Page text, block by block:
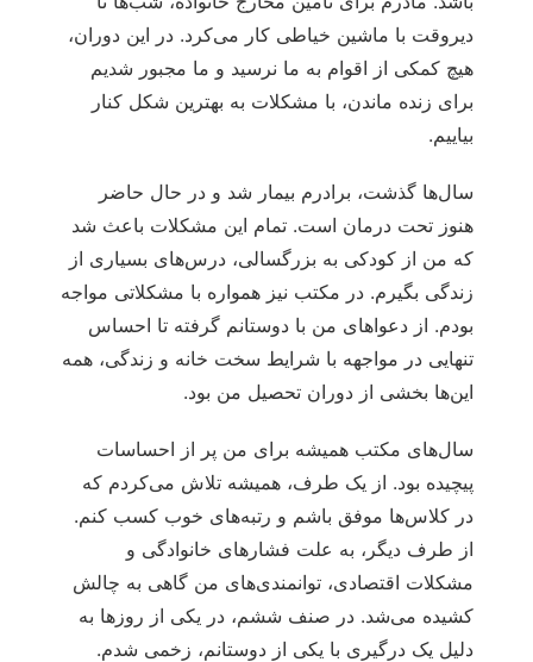
دیروقت با ماشین ‌خیاطی کار می‌کرد. در این دوران،
هیچ کمکی از اقوام به ما نرسید و ما مجبور شدیم
برای زنده ماندن، با مشکلات به بهترین شکل کنار
بیاییم.
سال‌ها گذشت، برادرم بیمار شد و در حال حاضر
هنوز تحت درمان است. تمام این مشکلات باعث شد
که من از کودکی به بزرگسالی، درس‌های بسیاری از
زندگی بگیرم. در مکتب نیز همواره با مشکلاتی مواجه
بودم. از دعواهای من با دوستانم گرفته تا احساس
تنهایی در مواجهه با شرایط سخت خانه و زندگی، همه
این‌ها بخشی از دوران تحصیل من بود.
سال‌های مکتب همیشه برای من پر از احساسات
پیچیده بود. از یک طرف، همیشه تلاش می‌کردم که
در کلاس‌ها موفق باشم و رتبه‌های خوب کسب کنم.
از طرف دیگر، به علت فشارهای خانوادگی و
مشکلات اقتصادی، توانمندی‌های من گاهی به چالش
کشیده می‌شد. در صنف ششم، در یکی از روزها به
دلیل یک درگیری با یکی از دوستانم، زخمی شدم.